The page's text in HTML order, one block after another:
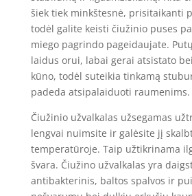
šiek tiek minkštesnė, prisitaikanti
todėl galite keisti čiužinio puses
miego pagrindo pageidaujate.
laidus orui, labai gerai atsistato
kūno, todėl suteikia tinkamą
padeda atsipalaiduoti raumenims.
Čiužinio užvalkalas užsegamas
lengvai nuimsite ir galėsite jį
temperatūroje. Taip užtikrinama
švara. Čiužino užvalkalas yra
antibakterinis, baltos spalvos ir